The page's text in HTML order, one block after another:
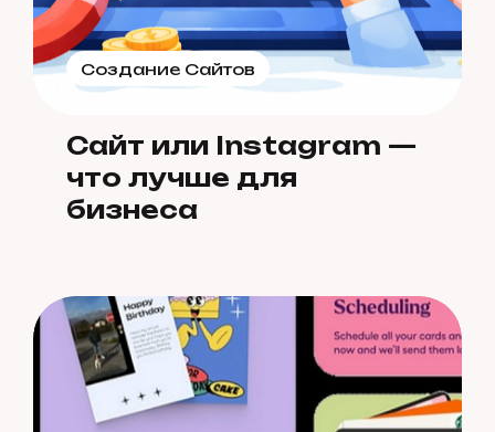
Создание Сайтов
Сайт или Instagram —
что лучше для
бизнеса